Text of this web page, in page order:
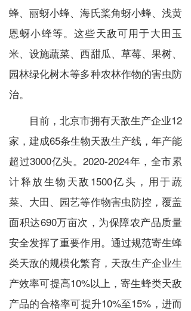
蜂、丽蚜小蜂、海氏桨角蚜小蜂、浅黄
恩蚜小蜂等。这些天敌可用于大田玉
米、设施蔬菜、西甜瓜、草莓、果树、
园林绿化树木等多种农林作物的害虫防
治。
目前，北京市拥有天敌生产企业12
家，建成65条生物天敌生产线，年产能
超过3000亿头。2020-2024年，全市累
计释放生物天敌1500亿头，用于蔬
菜、大田、园艺等作物害虫防控，覆盖
面积达690万亩次，为保障农产品质量
安全发挥了重要作用。通过规范寄生蜂
类天敌的规模化繁育，天敌生产企业生
产效率可提高10%以上，寄生蜂类天敌
产品的合格率可提升10%至15%，进而